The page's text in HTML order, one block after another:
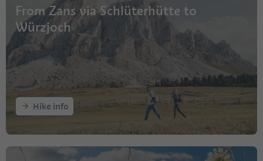
From Zans via Schlüterhütte to
Würzjoch
Hike info